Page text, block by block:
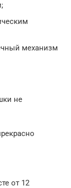
механизм
не
от 12